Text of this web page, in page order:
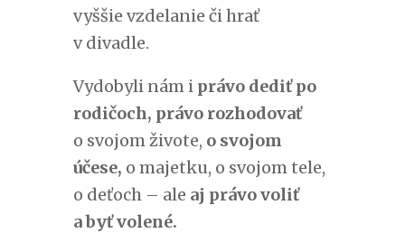
vyššie vzdelanie či hrať
v divadle.
Vydobyli nám i právo dediť po
rodičoch, právo rozhodovať
o svojom živote, o svojom
účese, o majetku, o svojom tele,
o deťoch – ale aj právo voliť
a byť volené.